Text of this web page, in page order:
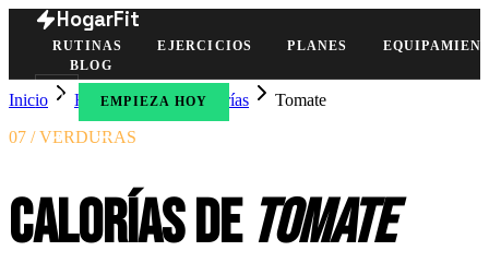
HogarFit
RUTINAS EJERCICIOS PLANES
BLOG
EMPIEZA HOY
Inicio Herramientas Calorías
Tomate
07 / VERDURAS
Calorías detomate